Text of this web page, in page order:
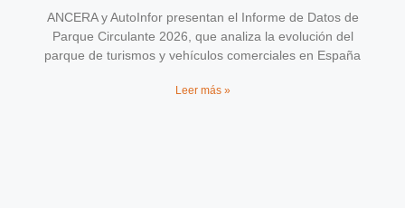
ANCERA y AutoInfor presentan el Informe de Datos de
Parque Circulante 2026, que analiza la evolución del
parque de turismos y vehículos comerciales en España
Leer más »